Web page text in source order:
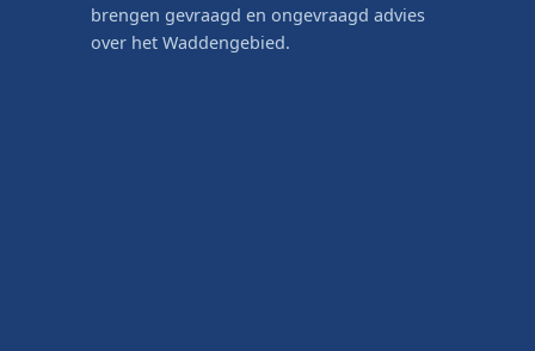
brengen gevraagd en ongevraagd advies
over het Waddengebied.